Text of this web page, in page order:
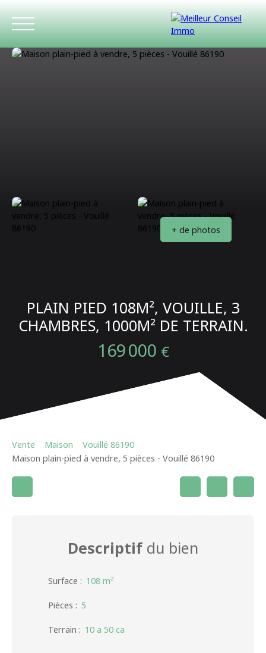
+ de photos
PLAIN PIED 108M², VOUILLE, 3
CHAMBRES, 1000M² DE TERRAIN.
169 000 €
Vente Maison
Vouillé 86190
Maison plain-pied à vendre, 5 pièces - Vouillé 86190
Descriptif du bien
Surface : 108 m²
Pièces : 5
Terrain : 10 a 50 ca